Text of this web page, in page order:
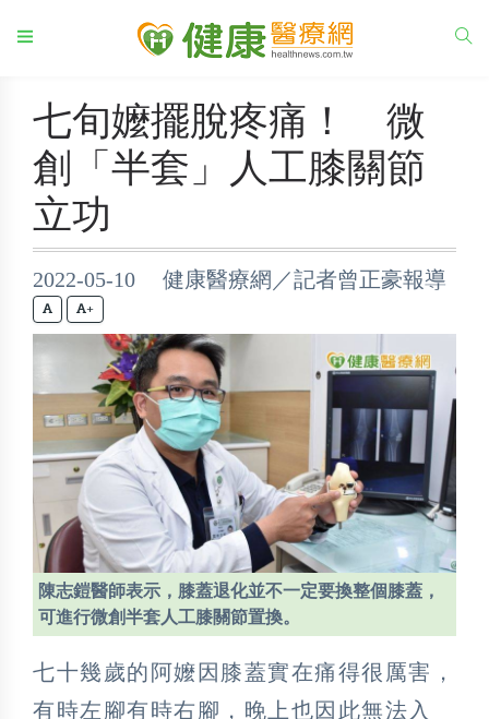
七旬嬤擺脫疼痛！ 微
創「半套」人工膝關節
立功
2022-05-10 健康醫療網／記者曾正豪報導
+
陳志鎧醫師表示，膝蓋退化並不一定要換整個膝蓋，
可進行微創半套人工膝關節置換。
七十幾歲的阿嬤因膝蓋實在痛得很厲害，
有時左腳有時右腳，晚上也因此無法入